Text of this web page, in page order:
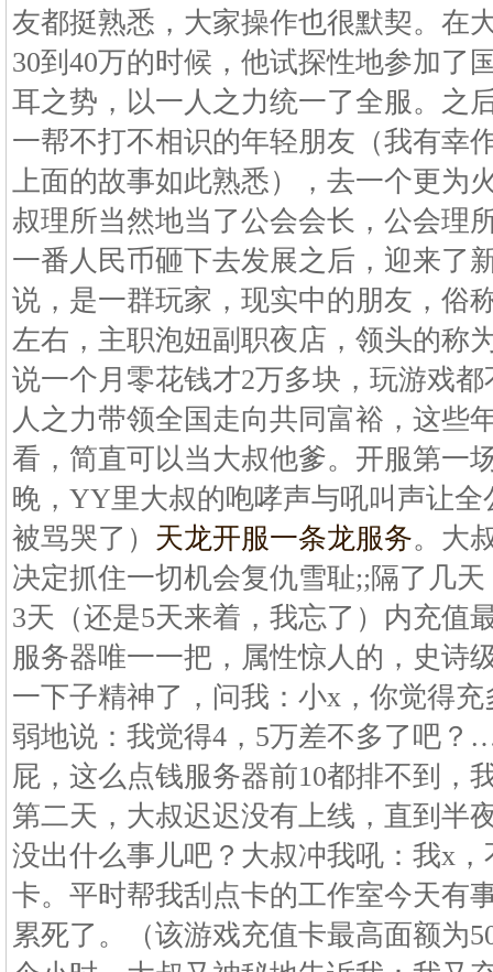
友都挺熟悉，大家操作也很默契。在
30到40万的时候，他试探性地参加了
耳之势，以一人之力统一了全服。之
一帮不打不相识的年轻朋友（我有幸
上面的故事如此熟悉），去一个更为
叔理所当然地当了公会会长，公会理
一番人民币砸下去发展之后，迎来了
说，是一群玩家，现实中的朋友，俗
左右，主职泡妞副职夜店，领头的称
说一个月零花钱才2万多块，玩游戏
人之力带领全国走向共同富裕，这些
看，简直可以当大叔他爹。开服第一
晚，YY里大叔的咆哮声与吼叫声让
被骂哭了） 天龙开服一条龙服务。大
决定抓住一切机会复仇雪耻;;隔了几
3天（还是5天来着，我忘了）内充值
服务器唯一一把，属性惊人的，史诗
一下子精神了，问我：小x，你觉得
弱地说：我觉得4，5万差不多了吧？
屁，这么点钱服务器前10都排不到，
第二天，大叔迟迟没有上线，直到半
没出什么事儿吧？大叔冲我吼：我x
卡。平时帮我刮点卡的工作室今天有
累死了。（该游戏充值卡最高面额为